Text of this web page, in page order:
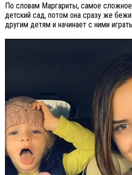
По словам Маргариты, самое сложное
детский сад, потом она сразу же
другим детям и начинает с ними